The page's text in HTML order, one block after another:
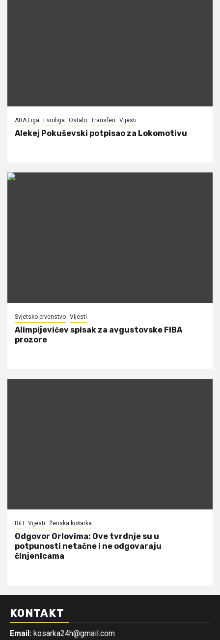
ABA Liga Evroliga Ostalo Transferi Vijesti
Alekej Pokuševski potpisao za Lokomotivu
Svjetsko prvenstvo Vijesti
Alimpijevićev spisak za avgustovske FIBA
prozore
BiH Vijesti Ženska košarka
Odgovor Orlovima: ​Ove tvrdnje su u
potpunosti netačne i ne odgovaraju
činjenicama
KONTAKT
Email: kosarka24h@gmail.com